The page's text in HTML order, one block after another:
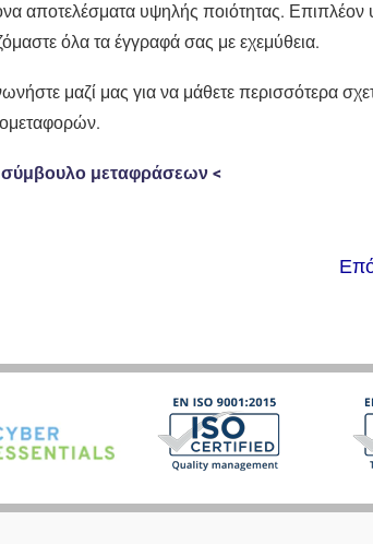
αποτελέσματα υψηλής ποιότητας.
όλα τα έγγραφά σας με εχεμύθεια.
μαζί μας για να μάθετε περισσότερα
σύμβουλο μεταφράσεων <